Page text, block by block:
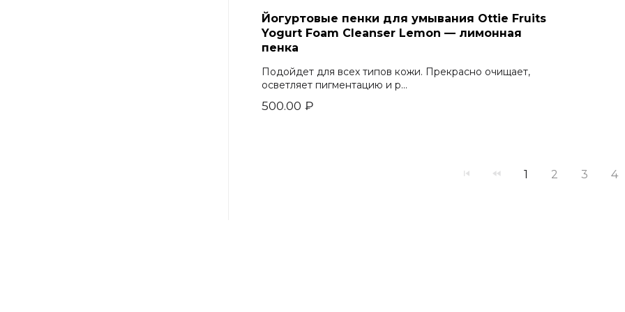
Йогуртовые пенки для умывания Ottie Fruits
Yogurt Foam Cleanser Lemon — лимонная
пенка
Подойдет для всех типов кожи. Прекрасно очищает,
осветляет пигментацию и р...
₽
500.00
1 2 3 4